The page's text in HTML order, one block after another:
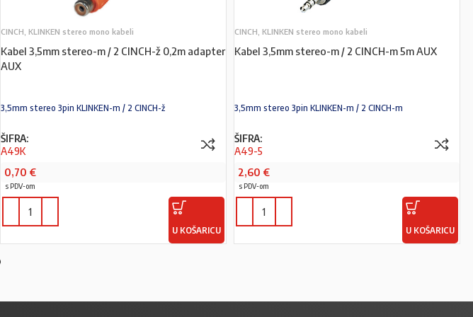
CINCH, KLINKEN stereo mono kabeli
Kabel 3,5mm stereo-m / 2 CINCH-ž 0,2m adapter
AUX
3,5mm stereo 3pin KLINKEN-m / 2 CINCH-ž
ŠIFRA:
A49K
0,70 €
s PDV-om
U KOŠARICU
CINCH, KLINKEN stereo mono kabeli
Kabel 3,5mm stereo-m / 2 CINCH-m 5m AUX
3,5mm stereo 3pin KLINKEN-m / 2 CINCH-m
ŠIFRA:
A49-5
2,60 €
s PDV-om
U KOŠARICU